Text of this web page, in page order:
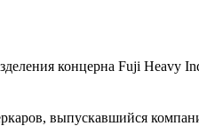
концерна Fuji Heavy
выпускавшийся